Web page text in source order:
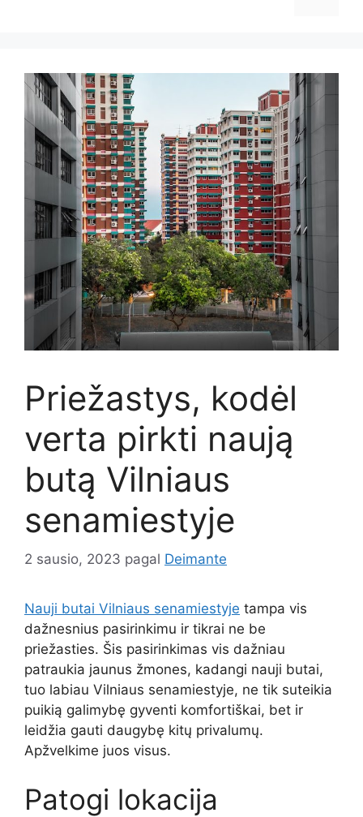
Priežastys, kodėl
verta pirkti naują
butą Vilniaus
senamiestyje
2 sausio, 2023 pagal Deimante
Nauji butai Vilniaus senamiestyje tampa vis
dažnesnius pasirinkimu ir tikrai ne be
priežasties. Šis pasirinkimas vis dažniau
patraukia jaunus žmones, kadangi nauji butai,
tuo labiau Vilniaus senamiestyje, ne tik suteikia
puikią galimybę gyventi komfortiškai, bet ir
leidžia gauti daugybę kitų privalumų.
Apžvelkime juos visus.
Patogi lokacija